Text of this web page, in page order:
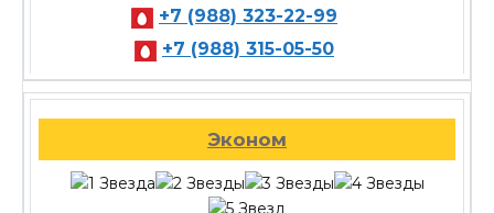
+7 (988) 323-22-99
+7 (988) 315-05-50
Эконом